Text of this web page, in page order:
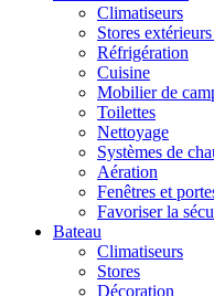
Climatiseurs
Stores
Réfrigération
Cuisine
Mobilier de
Toilettes
Nettoyage
Systèmes de
Aération
Fenêtres et
Favoriser la
Bateau
Climatiseurs
Stores
Décoration